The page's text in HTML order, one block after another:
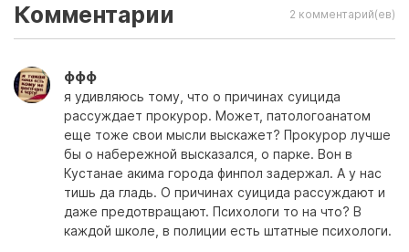
Комментарии 2 комментарий(ев)
ффф
я удивляюсь тому, что о причинах суицида
рассуждает прокурор. Может, патологоанатом
еще тоже свои мысли выскажет? Прокурор лучше
бы о набережной высказался, о парке. Вон в
Кустанае акима города финпол задержал. А у нас
тишь да гладь. О причинах суицида рассуждают и
даже предотвращают. Психологи то на что? В
каждой школе, в полиции есть штатные психологи.